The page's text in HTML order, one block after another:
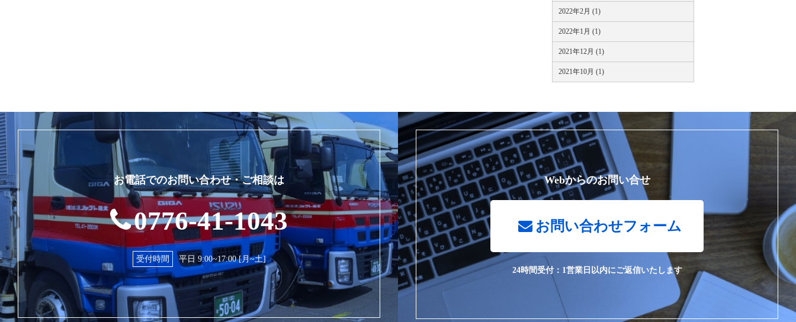
2022年2月 (1)
2022年1月 (1)
2021年12月 (1)
2021年10月 (1)
お電話でのお問い合わせ・ご相談は
0776-41-1043
受付時間 平日 9:00~17:00 [月~土]
Webからのお問い合せ
お問い合わせフォーム
24時間受付：1営業日以内にご返信いたします